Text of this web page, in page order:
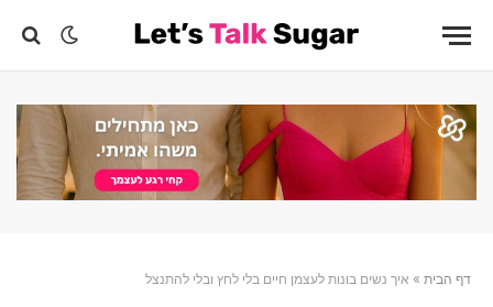
דף הבית » איך נשים בונות לעצמן חיים בלי לחץ ובלי להתנצל